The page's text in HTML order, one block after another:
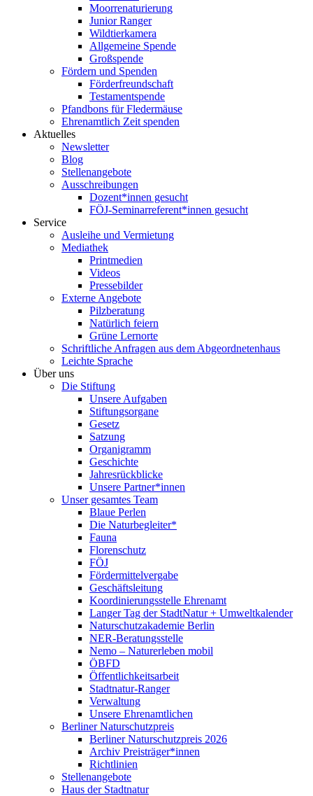
Moorrenaturierung
Junior Ranger
Wildtierkamera
Allgemeine Spende
Großspende
Fördern und Spenden
Förderfreundschaft
Testamentspende
Pfandbons für Fledermäuse
Ehrenamtlich Zeit spenden
Aktuelles
Newsletter
Blog
Stellenangebote
Ausschreibungen
Dozent*innen gesucht
FÖJ-Seminarreferent*innen gesucht
Service
Ausleihe und Vermietung
Mediathek
Printmedien
Videos
Pressebilder
Externe Angebote
Pilzberatung
Natürlich feiern
Grüne Lernorte
Schriftliche Anfragen aus dem Abgeordnetenhaus
Leichte Sprache
Über uns
Die Stiftung
Unsere Aufgaben
Stiftungsorgane
Gesetz
Satzung
Organigramm
Geschichte
Jahresrückblicke
Unsere Partner*innen
Unser gesamtes Team
Blaue Perlen
Die Naturbegleiter*
Fauna
Florenschutz
FÖJ
Fördermittelvergabe
Geschäftsleitung
Koordinierungsstelle Ehrenamt
Langer Tag der StadtNatur + Umweltkalender
Naturschutzakademie Berlin
NER-Beratungsstelle
Nemo – Naturerleben mobil
ÖBFD
Öffentlichkeitsarbeit
Stadtnatur-Ranger
Verwaltung
Unsere Ehrenamtlichen
Berliner Naturschutzpreis
Berliner Naturschutzpreis 2026
Archiv Preisträger*innen
Richtlinien
Stellenangebote
Haus der Stadtnatur